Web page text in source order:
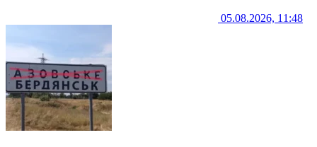
05.08.2026, 11:48